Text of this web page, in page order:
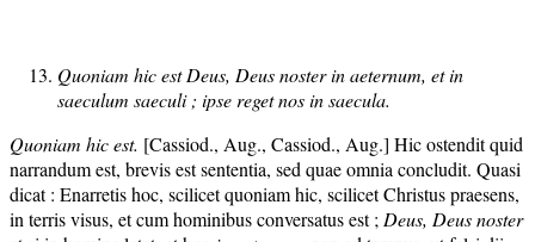
Quoniam hic est Deus, Deus noster in aeternum, et in
saeculum saeculi ; ipse reget nosin saecula.
Quoniam hic est. [Cassiod., Aug., Cassiod., Aug.] Hic ostendit quid
narrandum est, brevis est sententia, sed quae omnia concludit. Quasi
dicat : Enarretis hoc, scilicet quoniam hic, scilicet Christus praesens,
in terris visus, et cum hominibus conversatus est ; Deus, Deus noster